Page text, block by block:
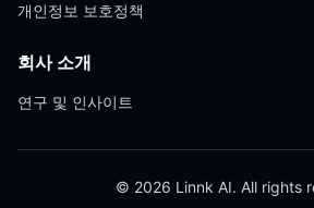
개인정보 보호정책
회사 소개
연구 및 인사이트
© 2026 Linnk AI. All rights